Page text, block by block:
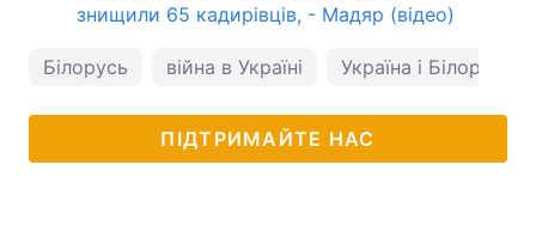
знищили 65 кадирівців, - Мадяр (відео)
Білорусь війна в Україні Україна і Білорусь
ПІДТРИМАЙТЕ НАС